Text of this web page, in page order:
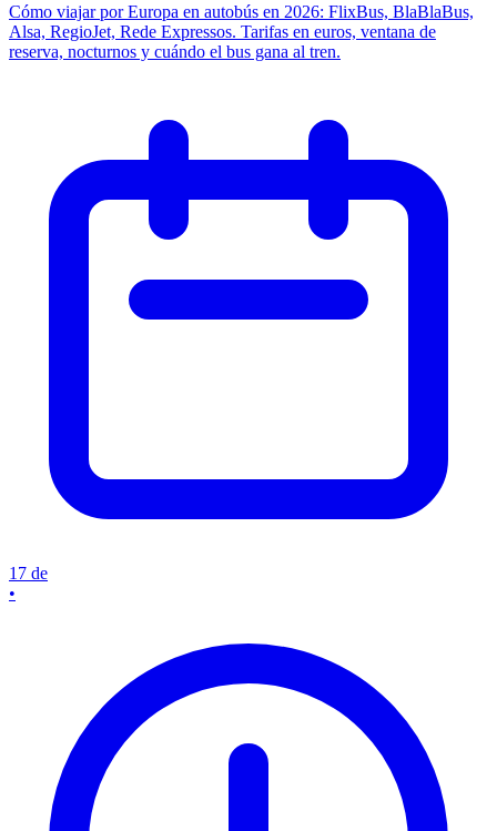
Cómo viajar por Europa en autobús en 2026: FlixBus, BlaBlaBus,
Alsa, RegioJet, Rede Expressos. Tarifas en euros, ventana de
reserva, nocturnos y cuándo el bus gana al tren.
17 de
•